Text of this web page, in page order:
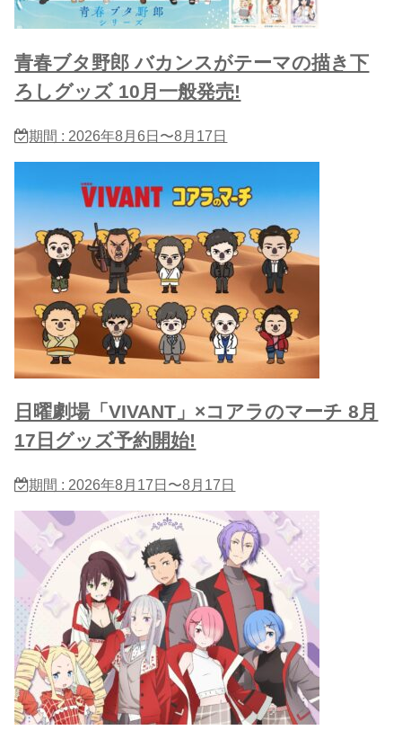
青春ブタ野郎 バカンスがテーマの描き下
ろしグッズ 10月一般発売!
期間 : 2026年8月6日〜8月17日
日曜劇場「VIVANT」×コアラのマーチ 8月
17日グッズ予約開始!
期間 : 2026年8月17日〜8月17日